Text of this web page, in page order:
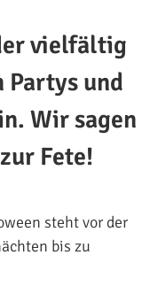
vielfältig
und
Wir sagen
Fete!
steht vor der
bis zu